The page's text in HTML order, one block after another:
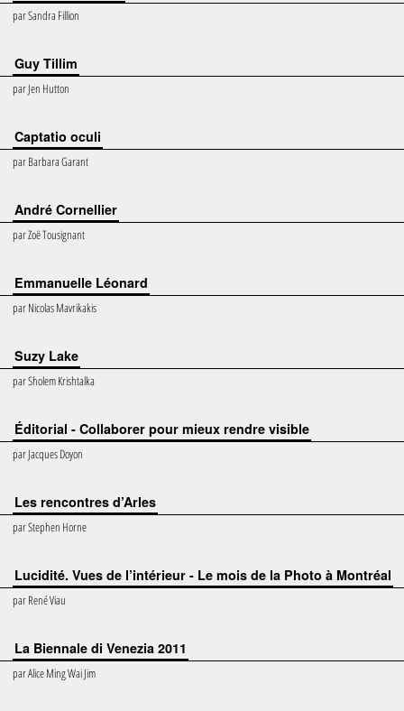
parSandra Fillion
Guy Tillim
parJen Hutton
Captatio oculi
parBarbara Garant
André Cornellier
parZoë Tousignant
Emmanuelle Léonard
parNicolas Mavrikakis
Suzy Lake
parSholem Krishtalka
Éditorial - Collaborer pour mieux rendre visible
parJacques Doyon
Les rencontres d’Arles
parStephen Horne
Lucidité. Vues de l’intérieur - Le mois de la Photo à Montréal
parRené Viau
La Biennale di Venezia 2011
parAlice Ming Wai Jim